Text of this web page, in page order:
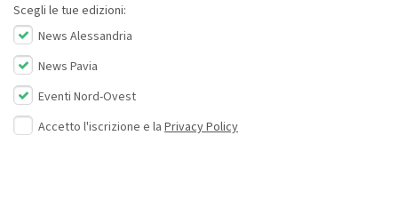
Scegli le tue edizioni:
News Alessandria
News Pavia
Eventi Nord-Ovest
Accetto l'iscrizione e la Privacy Policy